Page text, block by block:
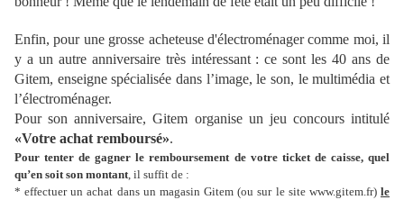
Enfin, pour une grosse acheteuse d'électroménager comme moi, il
y a un autre anniversaire très intéressant : ce sont les 40 ans de
Gitem, enseigne spécialisée dans l’image, le son, lemultimédia et
l’électroménager.
Pour son anniversaire,Gitem organise un jeu concours intitulé
«Votre achat remboursé».
Pour tenter de gagner le remboursement de votre ticket de caisse, quel
qu’en soit son montant, il suffit de :
* effectuer un achat dans un magasin Gitem (ou sur le site www.gitem.fr) le